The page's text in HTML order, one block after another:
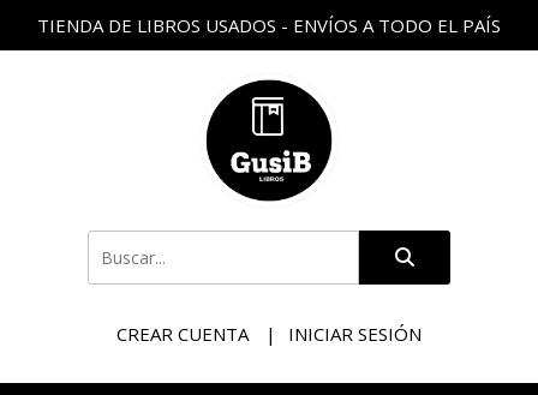
TIENDA DE LIBROS USADOS - ENVÍOS A TODO EL PAÍS
CREAR CUENTA INICIAR SESIÓN